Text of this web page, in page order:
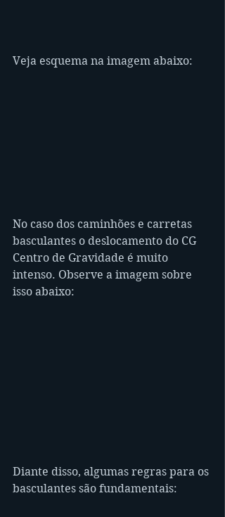
Veja esquema na imagem abaixo:
No caso dos caminhões e carretas
basculantes o deslocamento do CG
Centro de Gravidade é muito
intenso. Observe a imagem sobre
isso abaixo:
Diante disso, algumas regras para os
basculantes são fundamentais: